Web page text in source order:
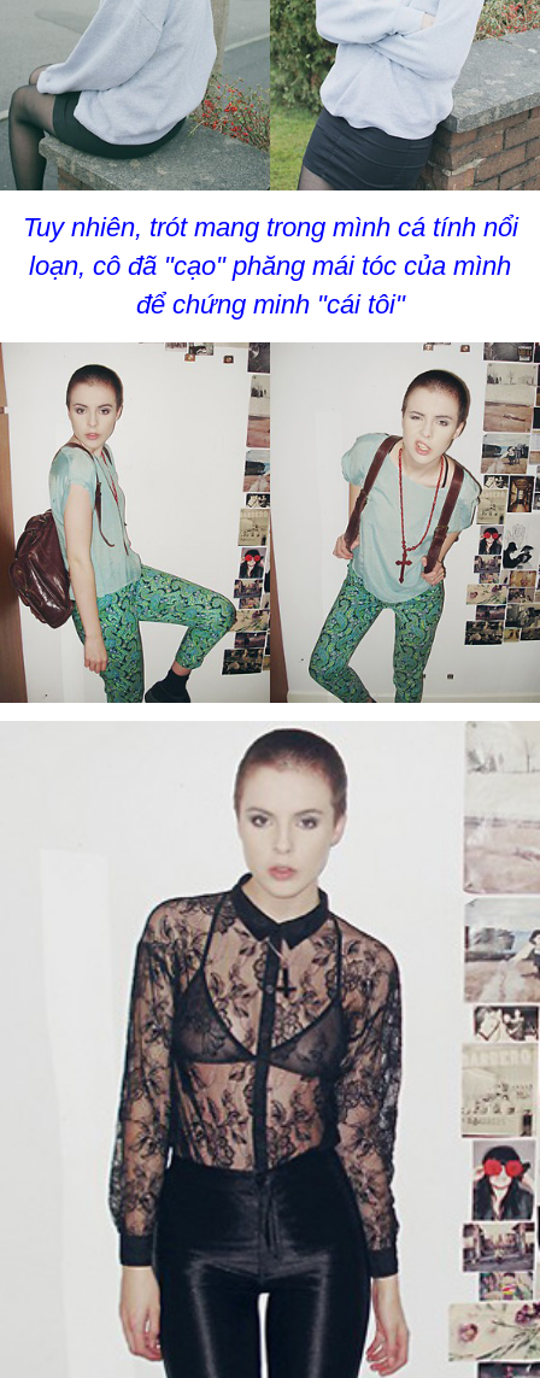
Tuy nhiên, trót mang trong mình cá tính nổi
loạn, cô đã "cạo" phăng mái tóc của mình
để chứng minh "cái tôi"